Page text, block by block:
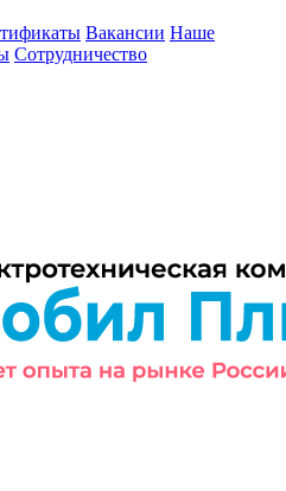
Вакансии Наше
Сотрудничество